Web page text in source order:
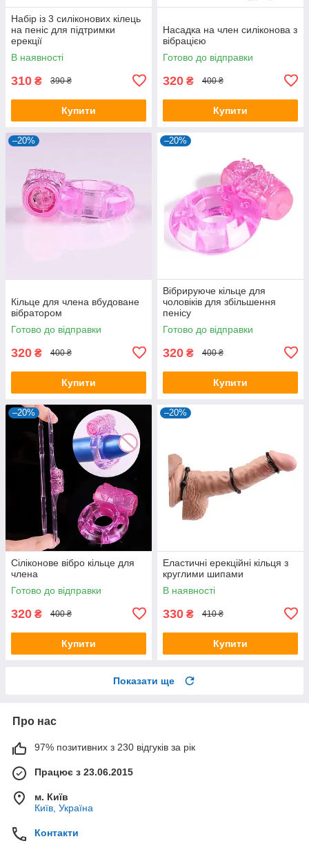
Набір із 3 силіконових кілець
на пеніс для підтримки
ерекції
В наявності
310 ₴ 390 ₴
Купити
Насадка на член силіконова з
вібрацією
Готово до відправки
320 ₴ 400 ₴
Купити
–20%
Кільце для члена вбудоване
вібратором
Готово до відправки
320 ₴ 400 ₴
Купити
–20%
Вібрируюче кільце для
чоловіків для збільшення
пенісу
Готово до відправки
320 ₴ 400 ₴
Купити
–20%
Сіліконове вібро кільце для
члена
Готово до відправки
320 ₴ 400 ₴
Купити
–20%
Еластичні ерекційні кільця з
круглими шипами
В наявності
330 ₴ 410 ₴
Купити
Показати ще
Про нас
97% позитивних з 230 відгуків за рік
Працює з 23.06.2015
м. Київ
Київ, Україна
Контакти